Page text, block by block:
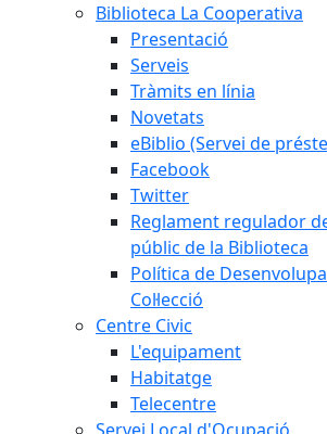
Biblioteca La Cooperativa
Presentació
Serveis
Tràmits en línia
Novetats
eBiblio (Servei de
Facebook
Twitter
Reglament regulador
públic de la Biblioteca
Política de
Col·lecció
Centre Civic
L'equipament
Habitatge
Telecentre